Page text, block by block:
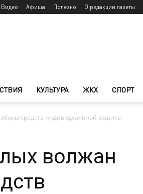
Видео Афиша Полезно О редакции газеты
КУЛЬТУРА ЖКХ СПОРТ
средств индивидуальной защиты
волжан